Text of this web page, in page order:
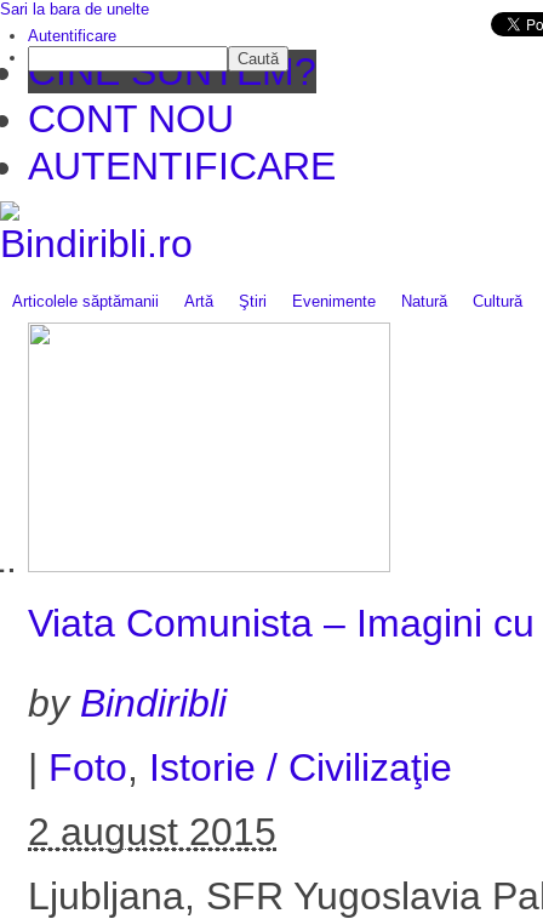
CINE SUNTEM?
CONT NOU
AUTENTIFICARE
Articolele săptămanii Artă Ştiri Evenimente Natură Cultură
Viata Comunista – Imagini
by Bindiribli
| Foto, Istorie / Civilizaţie
2 august 2015
Ljubljana, SFR Yugoslavia
Sari la bara de unelte
Autentificare
Caută